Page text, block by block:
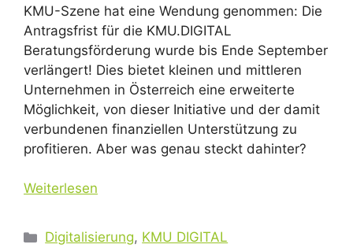
KMU-Szene hat eine Wendung genommen: Die
Antragsfrist für die KMU.DIGITAL
Beratungsförderung wurde bis Ende September
verlängert! Dies bietet kleinen und mittleren
Unternehmen in Österreich eine erweiterte
Möglichkeit, von dieser Initiative und der damit
verbundenen finanziellen Unterstützung zu
profitieren. Aber was genau steckt dahinter?
Weiterlesen
Kategorien
Digitalisierung, KMU DIGITAL